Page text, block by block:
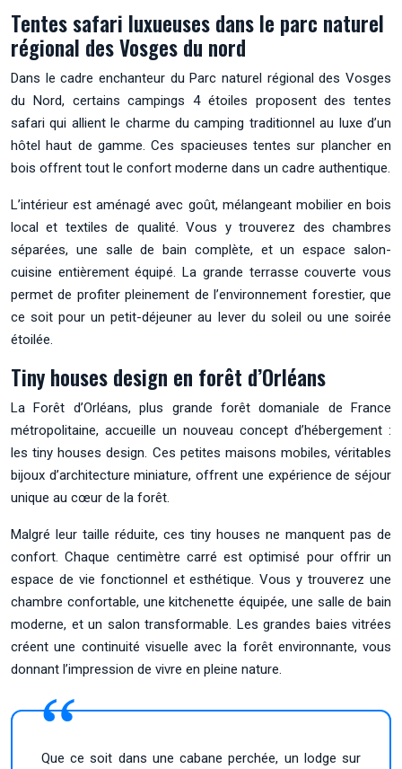
Tentes safari luxueuses dans le parc naturel
régional des Vosges du nord
Dans le cadre enchanteur du Parc naturel régional des Vosges
du Nord, certains campings 4 étoiles proposent des tentes
safari qui allient le charme du camping traditionnel au luxe d’un
hôtel haut de gamme. Ces spacieuses tentes sur plancher en
bois offrent tout le confort moderne dans un cadre authentique.
L’intérieur est aménagé avec goût, mélangeant mobilier en bois
local et textiles de qualité. Vous y trouverez des chambres
séparées, une salle de bain complète, et un espace salon-
cuisine entièrement équipé. La grande terrasse couverte vous
permet de profiter pleinement de l’environnement forestier, que
ce soit pour un petit-déjeuner au lever du soleil ou une soirée
étoilée.
Tiny houses design en forêt d’Orléans
La Forêt d’Orléans, plus grande forêt domaniale de France
métropolitaine, accueille un nouveau concept d’hébergement :
les tiny houses design. Ces petites maisons mobiles, véritables
bijoux d’architecture miniature, offrent une expérience de séjour
unique au cœur de la forêt.
Malgré leur taille réduite, ces tiny houses ne manquent pas de
confort. Chaque centimètre carré est optimisé pour offrir un
espace de vie fonctionnel et esthétique. Vous y trouverez une
chambre confortable, une kitchenette équipée, une salle de bain
moderne, et un salon transformable. Les grandes baies vitrées
créent une continuité visuelle avec la forêt environnante, vous
donnant l’impression de vivre en pleine nature.
Que ce soit dans une cabane perchée, un lodge sur